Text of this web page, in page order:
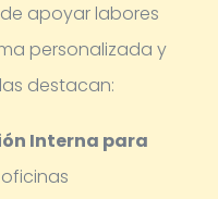
apoyar labores
personalizada y
destacan:
Interna para